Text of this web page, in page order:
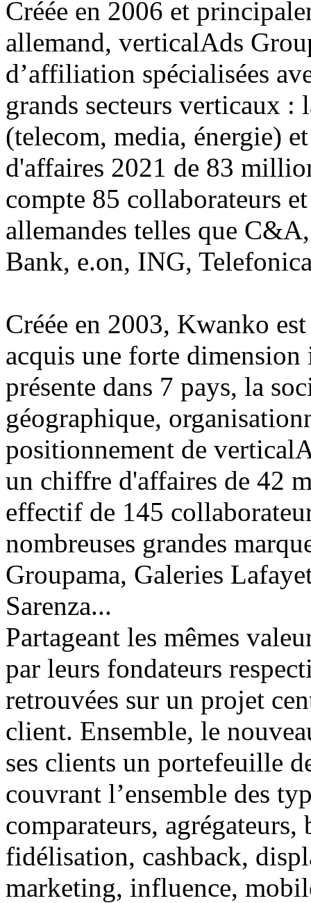
Créée en 2006 et
allemand, verticalAds
d’affiliation spécialisées
grands secteurs verticaux
(telecom, media, énergie)
d'affaires 2021 de 83
compte 85 collaborateurs
allemandes telles que
Bank, e.on, ING,
Créée en 2003, Kwanko
acquis une forte
présente dans 7 pays, la
géographique,
positionnement de
un chiffre d'affaires de 42
effectif de 145
nombreuses grandes
Groupama, Galeries
Sarenza...
Partageant les mêmes
par leurs fondateurs
retrouvées sur un projet
client. Ensemble, le
ses clients un portefeuille
couvrant l’ensemble des
comparateurs,
fidélisation, cashback,
marketing, influence,